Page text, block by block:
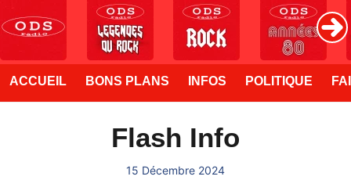
ACCUEIL BONS PLANS INFOS POLITIQUE
Flash Info
15 Décembre 2024